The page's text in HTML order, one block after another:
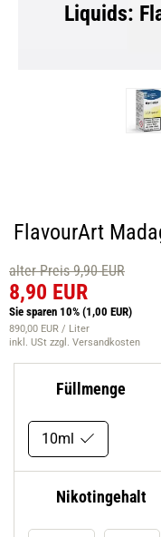
Liquids:
FlavourArt
alter Preis 9,90 EUR
8,90 EUR
Sie sparen 10% (1,00 EUR)
890,00 EUR / Liter
inkl. USt zzgl. Versandkosten
Füllmenge
10ml
Nikotingehalt